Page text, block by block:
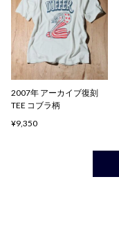
2007年 アーカイブ復刻
TEE コブラ柄
¥9,350